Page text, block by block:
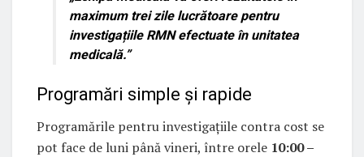
maximum trei zile lucrătoare pentru
investigațiile RMN efectuate în unitatea
medicală.”
Programări simple și rapide
Programările pentru investigațiile contra cost se
pot face de luni până vineri, între orele 10:00 –